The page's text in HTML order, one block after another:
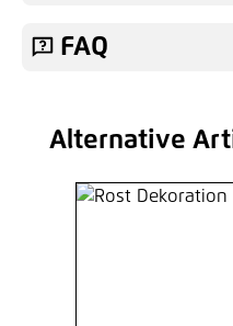
FAQ
Produktgalerie
Alternative